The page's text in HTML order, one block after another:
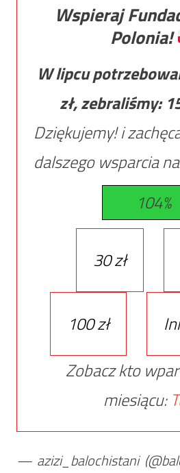
Wspieraj
Polonia!
W lipcu
zł, zebraliśmy:
Dziękujemy! i
dalszego wsparcia
104%
30 zł
100 zł
Zobacz kto
miesiącu:
— azizi_balochistani